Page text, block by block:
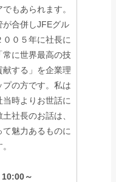
もあられます。
が合併しJFEグル
０５年に社長に
常に世界最高の技
する」を企業理
の方です。私は
時よりお世話に
社長のお話は、
魅力あるものに
～